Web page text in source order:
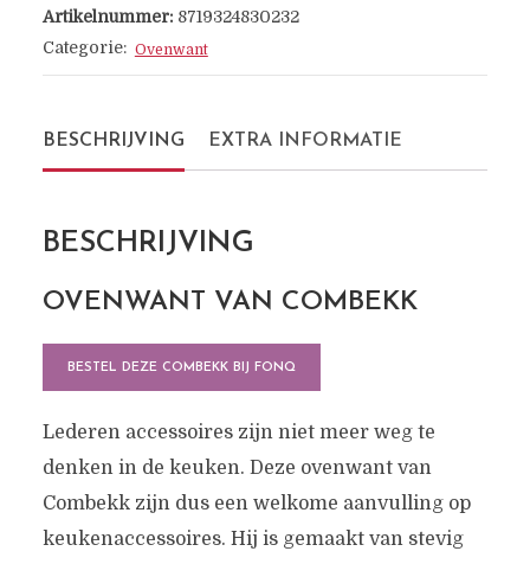
Artikelnummer: 8719324830232
Categorie: Ovenwant
BESCHRIJVING EXTRA INFORMATIE
BESCHRIJVING
OVENWANT VAN COMBEKK
BESTEL DEZE COMBEKK BIJ FONQ
Lederen accessoires zijn niet meer weg te
denken in de keuken. Deze ovenwant van
Combekk zijn dus een welkome aanvulling op
keukenaccessoires. Hij is gemaakt van stevig